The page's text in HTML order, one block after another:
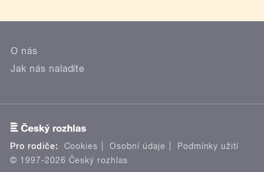
O nás
Jak nás naladíte
Pro rodiče: Cookies Osobní údaje
Podmínky užití
© 1997-2026 Český rozhlas